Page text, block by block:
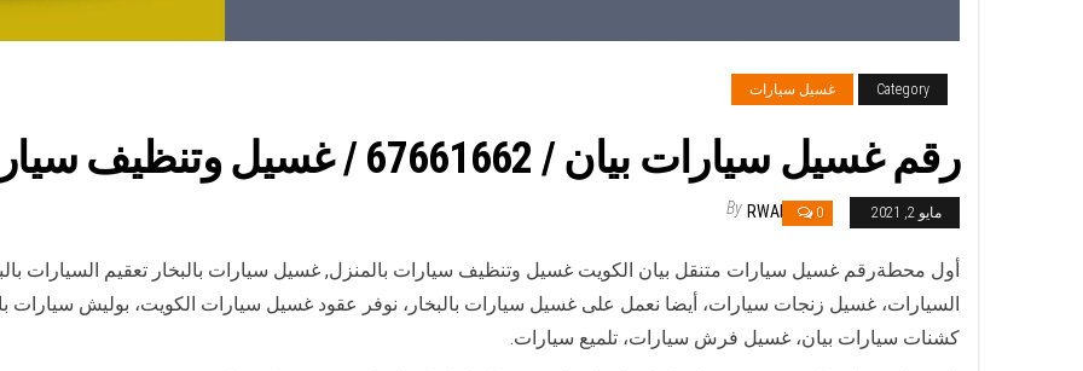
Category غسيل سيارات
رقم غسيل سيارات بيان / 67661662 / غسيل وتنظيف سيارات متنقل أمام المنزل
مايو 2, 2021 0
By RWAN
أول محطةرقم غسيل سيارات متنقل بيان الكويت غسيل وتنظيف سيارات بالمنزل, غسيل سيارات بالبخار تعقيم السيارات
السيارات، غسيل زنجات سيارات، أيضا نعمل على غسيل سيارات بالبخار، نوفر عقود غسيل سيارات الكويت، بوليش سيارات
كشنات سيارات بيان، غسيل فرش سيارات، تلميع سيارات.